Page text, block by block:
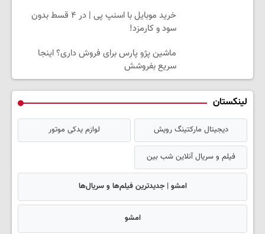
خرید موبایل با اسنپ پی | در ۴ قسط بدون
سود و کارمزد!
ماشین پژو پارس برای فروش داری؟ اینجا
سریع بفروشش
لینکستان
دیجیتال مارکتینگ رویش لوازم یدکی موتور
فیلم و سریال آنلاین شب بین
امشو | جدیدترین فیلم‌ها و سریال‌ها
امشو